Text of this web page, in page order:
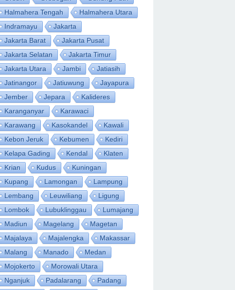
Halmahera Tengah
Halmahera Utara
Indramayu
Jakarta
Jakarta Barat
Jakarta Pusat
Jakarta Selatan
Jakarta Timur
Jakarta Utara
Jambi
Jatiasih
Jatinangor
Jatiuwung
Jayapura
Jember
Jepara
Kalideres
Karanganyar
Karawaci
Karawang
Kasokandel
Kawali
Kebon Jeruk
Kebumen
Kediri
Kelapa Gading
Kendal
Klaten
Krian
Kudus
Kuningan
Kupang
Lamongan
Lampung
Lembang
Leuwiliang
Ligung
Lombok
Lubuklinggau
Lumajang
Madiun
Magelang
Magetan
Majalaya
Majalengka
Makassar
Malang
Manado
Medan
Mojokerto
Morowali Utara
Nganjuk
Padalarang
Padang